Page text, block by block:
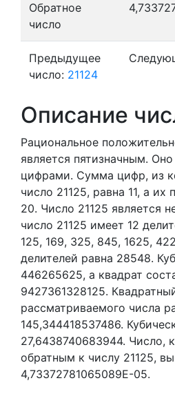
Обратное
число
Предыдущее
число: 21124
Описание
Рациональное
является пятизначным.
цифрами. Сумма цифр, из
число 21125, равна 11, а их
20. Число 21125 является
число 21125 имеет 12
125, 169, 325, 845, 1625,
делителей равна 28548.
446265625, а квадрат
9427361328125.
рассматриваемого числа
145,344418537486.
27,6438740683944. Число,
обратным к числу 21125,
4,73372781065089E-05.